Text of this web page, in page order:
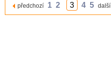
předchozí 1 2 3 4 5 další